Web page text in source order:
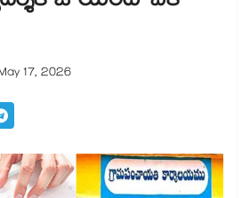
17, 2026